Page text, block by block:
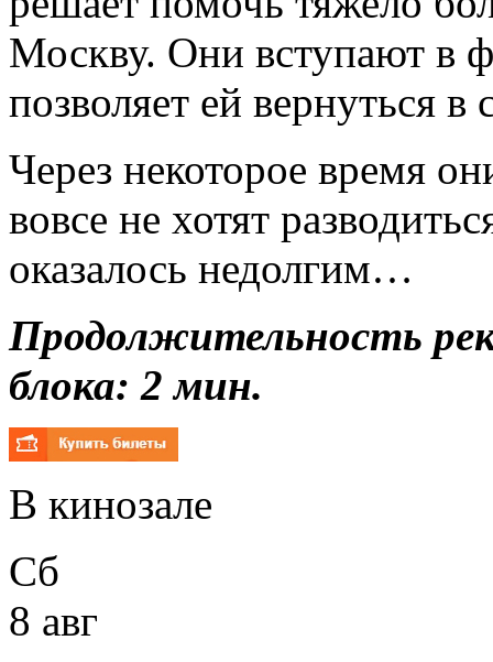
Москву. Они вступают в
позволяет ей вернуться в
Через некоторое время
вовсе не хотят
оказалось недолгим…
Продолжительность
блока: 2 мин.
В кинозале
Сб
8 авг